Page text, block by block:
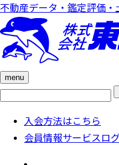
不動産データ・鑑定評価
menu
検
入会方法はこちら
会員情報サービスロ